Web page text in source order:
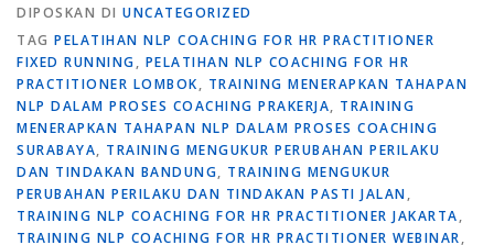
DIPOSKAN DI UNCATEGORIZED
TAG PELATIHAN NLP COACHING FOR HR PRACTITIONER
FIXED RUNNING, PELATIHAN NLP COACHING FOR HR
PRACTITIONER LOMBOK, TRAINING MENERAPKAN TAHAPAN
NLP DALAM PROSES COACHING PRAKERJA, TRAINING
MENERAPKAN TAHAPAN NLP DALAM PROSES COACHING
SURABAYA, TRAINING MENGUKUR PERUBAHAN PERILAKU
DAN TINDAKAN BANDUNG, TRAINING MENGUKUR
PERUBAHAN PERILAKU DAN TINDAKAN PASTI JALAN,
TRAINING NLP COACHING FOR HR PRACTITIONER JAKARTA,
TRAINING NLP COACHING FOR HR PRACTITIONER WEBINAR,